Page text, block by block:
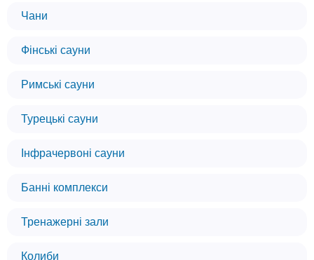
Чани
Фінські сауни
Римські сауни
Турецькі сауни
Інфрачервоні сауни
Банні комплекси
Тренажерні зали
Колиби